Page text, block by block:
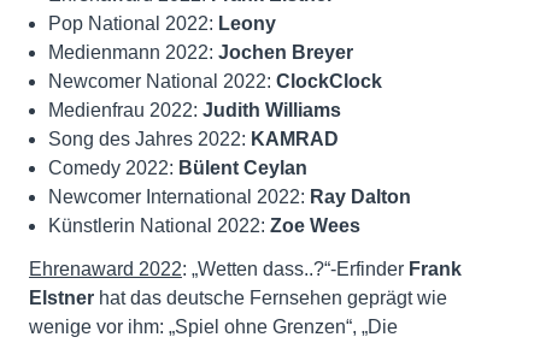
Pop National 2022: Leony
Medienmann 2022: Jochen Breyer
Newcomer National 2022: ClockClock
Medienfrau 2022: Judith Williams
Song des Jahres 2022: KAMRAD
Comedy 2022: Bülent Ceylan
Newcomer International 2022: Ray Dalton
Künstlerin National 2022: Zoe Wees
Ehrenaward 2022: „Wetten dass..?“-Erfinder Frank
Elstner hat das deutsche Fernsehen geprägt wie
wenige vor ihm: „Spiel ohne Grenzen“, „Die